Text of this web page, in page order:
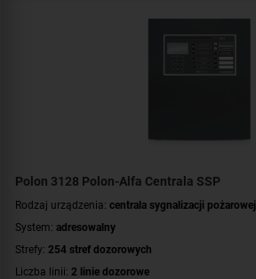
Polon 3128 Polon-Alfa Centrala SSP
Rodzaj urządzenia: centrala sygnalizacji pożarowej
System: adresowalny
Strefy: 254 stref dozorowych
Liczba linii: 2 linie dozorowe